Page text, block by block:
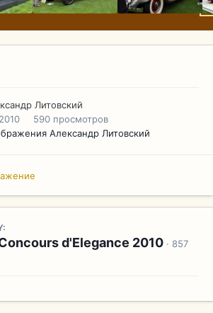
Литовский
590 просмотров
Александр Литовский
d'Elegance 2010 · 857